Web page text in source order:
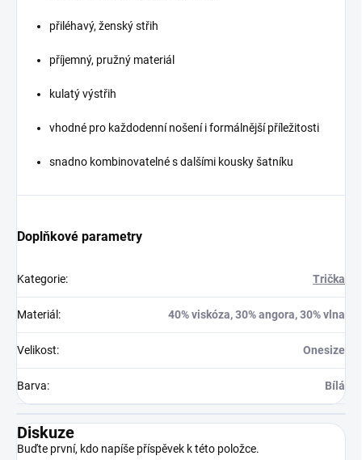
přiléhavý, ženský střih
příjemný, pružný materiál
kulatý výstřih
vhodné pro každodenní nošení i formálnější příležitosti
snadno kombinovatelné s dalšími kousky šatníku
Doplňkové parametry
Kategorie: Trička
Materiál : 40% viskóza, 30% angora, 30% vlna
Velikost: Onesize
Barva: Bílá
Diskuze
Buďte první, kdo napíše příspěvek k této položce.